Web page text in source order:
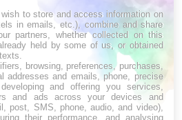
à 90 % liées à problème
haleine : il faut améliorer
bucco-dentaire
wish to store and access information on
in emails, etc.), combine and share
partners, whether collected on this
held by some of us, or obtained
browsing, preferences, purchases,
addresses and emails, phone, precise
and offering you services,
and ads across your devices and
post, SMS, phone, audio, and video),
their performance, and analysing